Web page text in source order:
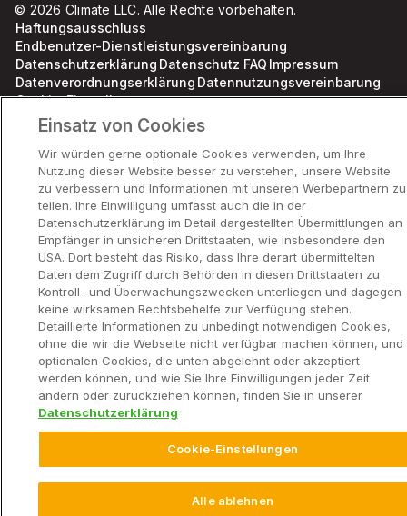
© 2026 Climate LLC. Alle Rechte vorbehalten.
Haftungsausschluss
Endbenutzer-Dienstleistungsvereinbarung
Datenschutzerklärung Datenschutz FAQ Impressum
Datenverordnungserklärung Datennutzungsvereinbarung
Cookie-Einstellungen
Einsatz von Cookies
Wir würden gerne optionale Cookies verwenden, um Ihre
Nutzung dieser Website besser zu verstehen, unsere Website
zu verbessern und Informationen mit unseren Werbepartnern zu
teilen. Ihre Einwilligung umfasst auch die in der
Datenschutzerklärung im Detail dargestellten Übermittlungen an
Empfänger in unsicheren Drittstaaten, wie insbesondere den
USA. Dort besteht das Risiko, dass Ihre derart übermittelten
Daten dem Zugriff durch Behörden in diesen Drittstaaten zu
Kontroll- und Überwachungszwecken unterliegen und dagegen
keine wirksamen Rechtsbehelfe zur Verfügung stehen.
Detaillierte Informationen zu unbedingt notwendigen Cookies,
ohne die wir die Webseite nicht verfügbar machen können, und
optionalen Cookies, die unten abgelehnt oder akzeptiert
werden können, und wie Sie Ihre Einwilligungen jeder Zeit
ändern oder zurückziehen können, finden Sie in unserer
Datenschutzerklärung
Cookie-Einstellungen
Alle ablehnen